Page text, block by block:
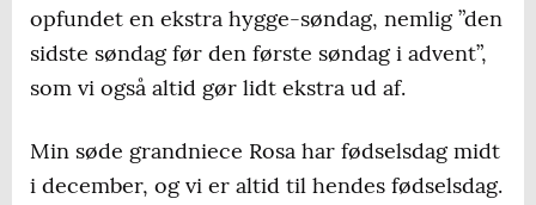
opfundet en ekstra hygge-søndag, nemlig ”den
sidste søndag før den første søndag i advent”,
som vi også altid gør lidt ekstra ud af.
Min søde grandniece Rosa har fødselsdag midt
i december, og vi er altid til hendes fødselsdag.